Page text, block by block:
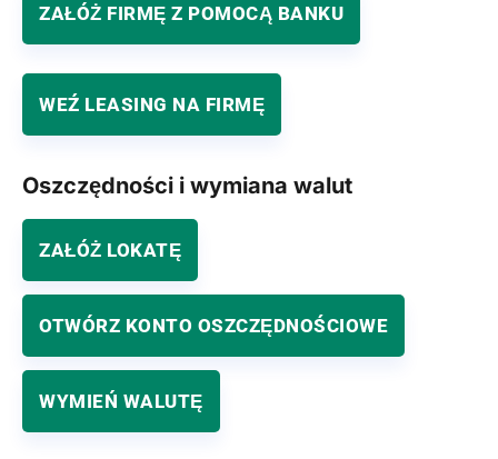
ZAŁÓŻ FIRMĘ Z POMOCĄ BANKU
WEŹ LEASING NA FIRMĘ
Oszczędności i wymiana walut
ZAŁÓŻ LOKATĘ
OTWÓRZ KONTO OSZCZĘDNOŚCIOWE
WYMIEŃ WALUTĘ